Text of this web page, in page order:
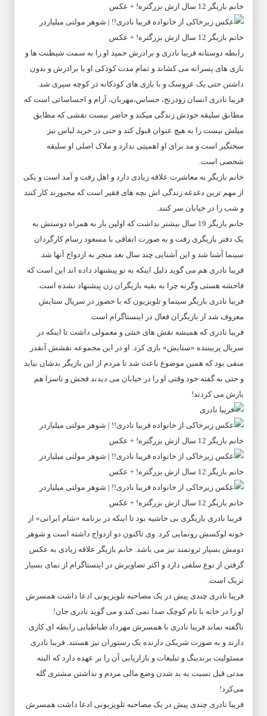
رابطه دوستانه فریبا نادری و برادرش حمید او را به سمت شیطنت ها و
بازی های پسرانه می کشاند و تمام مدت کودکی او با برادرش و بدون
داشتن حتی یک عروسک و با بازی های کودکانه در کوچه سپری شد.
فریبا نادری انسان زودرنج، حساس،مهربان، آرام و احساساتی است که
مطابق سلیقه خودش زندگی میکند و حاضر نیست نقشی که مطابق
میلش نیست را به هیچ عنوان قبول کند و حتی در خرید لباس نیز
سختگیر است و مد برای او اهمیتی ندارد و ملاک اصلی او سلیقه
شخصی است.
خانم بازیگر به معاشرت علاقه زیادی دارد و اهل رفت و آمد است و یکی
از مهم ترین دغدغه زندگی اش بچه های فقیر است که مجبورند کار کنند
و شب را در خیابان سر کنند.
خانم بازیگر 19 سال بیشتر نداشت که اولین بار به همراه دوستش به
یک دفتر بازیگری رفت و به صورت اتفاقی با مسعود رسام کارگردان
سینما آشنا شد و این آشنایی چند سال بعد منجر به ازدواج آنها شد.
فریبا نادری هم می گوید دلیل اینکه به تو پیشنهاد داده اند این است که
فاحشه هستی وگرنه چرا به بقیه بازیگران زن پیشنهاد نشده است.
فریبا نادری بازیگر سینما و تلویزیون که با حضور در سریال ستایش
معروف شد از بازیگران فعال در اینستاگرام است.
فریبا نادری که همیشه نقش های خنثی و معمولی داشت تا اینکه در
سریال پربیننده «ستایش» بازی کرد. او در این مجموعه نقشش آنقدر
منفی بود که همین موضوع باعث شد تا مردم از این بازیگر بدشان بیاید
و حتی به گفته خود وقتی او را در خیابان می دیدند فحش و ناسزا هم
بارش می کردند!
فریبا نادری بازیگری بی حاشیه بود تا اینکه در برنامه «شام ایرانی» از
خونه لوکسش رونمایی کرد. وی تاکنون دو ازدواج داشته است و شوهر
دومش بسیار ثروتمند نیز می باشد. خانم بازیگر علاقه زیادی به عکس
گرفتن از نوع سلفی دارد و اکثر تصاویرش در اینستاگرام از نمای بسیار
نزیک است.
فریبا نادری چندی پیش در یک مصاحبه تلویزیونی ادعا داشت همسرش
او را در خانه با نام کوچک صدا نمی کند و می گوید نادری جان!
ناگفته نماند فریبا نادری با همسرش مهرداد طباطبایی رابطه ای کاری
دارند و به صورت شریکی دارنده یک رستوران نیز هستند. فریبا نادری
مسئولیت برندینگ و تبلیغات و بازاریابی آن را بر عهده دارد که البته
مدتی قبل نسبت به بد شدن وضع مالی مردم و نداشتن مشتری گله
می‌کرد!
فریبا نادری چندی پیش در یک مصاحبه تلویزیونی ادعا داشت همسرش